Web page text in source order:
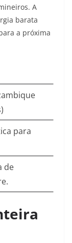
A
barata
a próxima
para
de